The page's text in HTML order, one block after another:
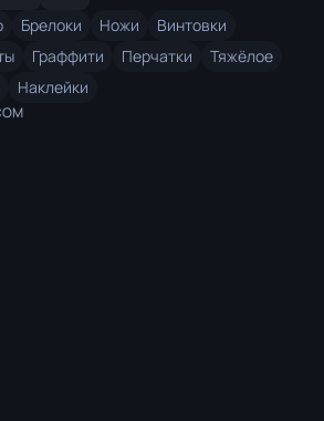
Брелоки Ножи
Винтовки
Граффити Перчатки
Тяжёлое
Наклейки